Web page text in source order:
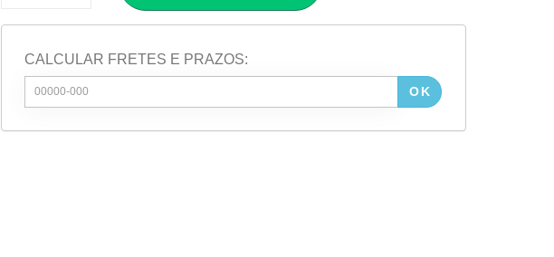
CALCULAR FRETES E PRAZOS:
OK